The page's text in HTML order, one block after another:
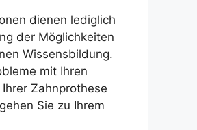
dienen lediglich
der Möglichkeiten
Wissensbildung.
mit Ihren
Zahnprothese
Sie zu Ihrem